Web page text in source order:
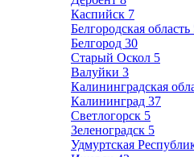
Каспийск 7
Белгородская область
Белгород 30
Старый Оскол 5
Валуйки 3
Калининградская
Калининград 37
Светлогорск 5
Зеленоградск 5
Удмуртская